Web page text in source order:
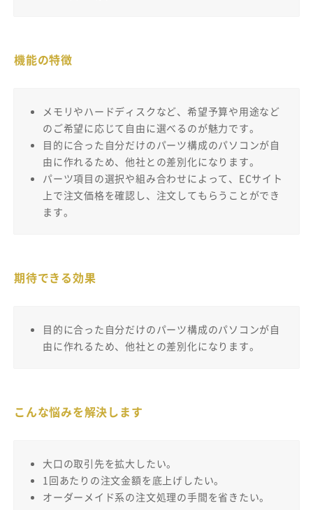
機能の特徴
メモリやハードディスクなど、希望予算や用途など
のご希望に応じて自由に選べるのが魅力です。
目的に合った自分だけのパーツ構成のパソコンが自
由に作れるため、他社との差別化になります。
パーツ項目の選択や組み合わせによって、ECサイト
上で注文価格を確認し、注文してもらうことができ
ます。
期待できる効果
目的に合った自分だけのパーツ構成のパソコンが自
由に作れるため、他社との差別化になります。
こんな悩みを解決します
大口の取引先を拡大したい。
1回あたりの注文金額を底上げしたい。
オーダーメイド系の注文処理の手間を省きたい。